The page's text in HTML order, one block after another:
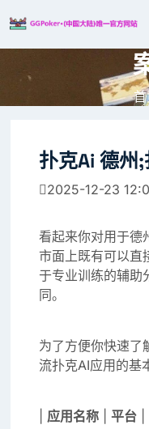
扑克ai 德州
2025-12-23
看起来你对用于德
市面上既有可以直
于专业训练的辅助
同。
为了方便你快速了
流扑克AI应用的基
应用名称 平台